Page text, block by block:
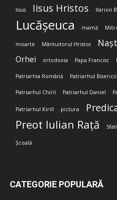
Iisus Iisus Hristos Ilarion
Lucășeuca mamă
moarte Mântuitorul Hristos
Orhei ortodoxia Papa Francisc
Patriarhia Română Patriarhul
Patriarhul Chiril Patriarhul Daniel
Patriarhul Kirill pictura
Preot Iulian Rață
Școală
CATEGORIE POPULARĂ